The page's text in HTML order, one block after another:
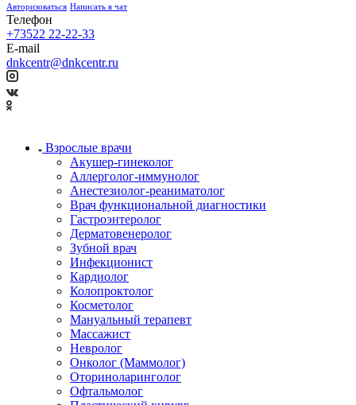
Авторизоваться Написать в чат
Телефон
+73522 22-22-33
E-mail
dnkcentr@dnkcentr.ru
Взрослые врачи
Акушер-гинеколог
Аллерголог-иммунолог
Анестезиолог-реаниматолог
Врач функциональной диагностики
Гастроэнтеролог
Дерматовенеролог
Зубной врач
Инфекционист
Кардиолог
Колопроктолог
Косметолог
Мануальный терапевт
Массажист
Невролог
Онколог (Маммолог)
Оториноларинголог
Офтальмолог